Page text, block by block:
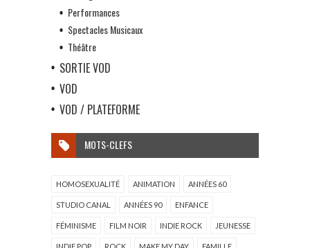
Performances
Spectacles Musicaux
Théâtre
SORTIE VOD
VOD
VOD / PLATEFORME
MOTS-CLEFS
HOMOSEXUALITÉ ANIMATION ANNÉES 60
STUDIO CANAL ANNÉES 90 ENFANCE
FÉMINISME FILM NOIR INDIE ROCK JEUNESSE